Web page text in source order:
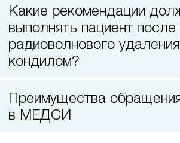
Какие рекомендации должен
выполнять пациент после
радиоволнового удаления
кондилом?
Преимущества обращения
в МЕДСИ